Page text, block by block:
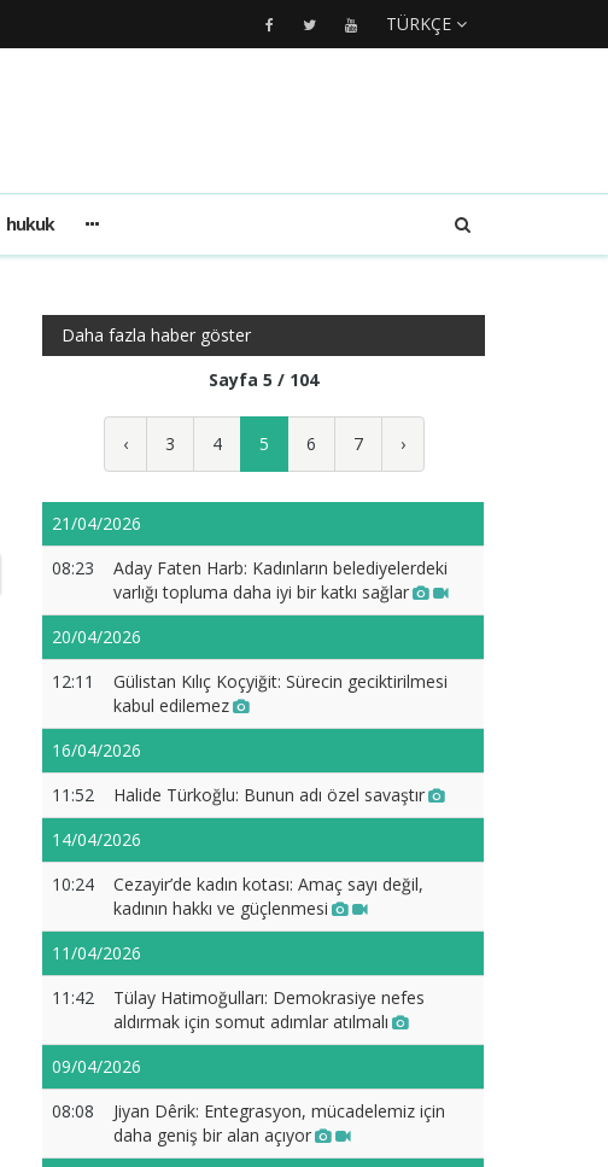
TÜRKÇE
hukuk
Daha fazla haber göster
Sayfa 5 / 104
‹ 3 4 5 6 7 ›
21/04/2026
08:23
Aday Faten Harb: Kadınların belediyelerdeki
varlığı topluma daha iyi bir katkı sağlar
20/04/2026
12:11
Gülistan Kılıç Koçyiğit: Sürecin geciktirilmesi
kabul edilemez
16/04/2026
11:52
Halide Türkoğlu: Bunun adı özel savaştır
14/04/2026
10:24
Cezayir’de kadın kotası: Amaç sayı değil,
kadının hakkı ve güçlenmesi
11/04/2026
11:42
Tülay Hatimoğulları: Demokrasiye nefes
aldırmak için somut adımlar atılmalı
09/04/2026
08:08
Jiyan Dêrik: Entegrasyon, mücadelemiz için
daha geniş bir alan açıyor